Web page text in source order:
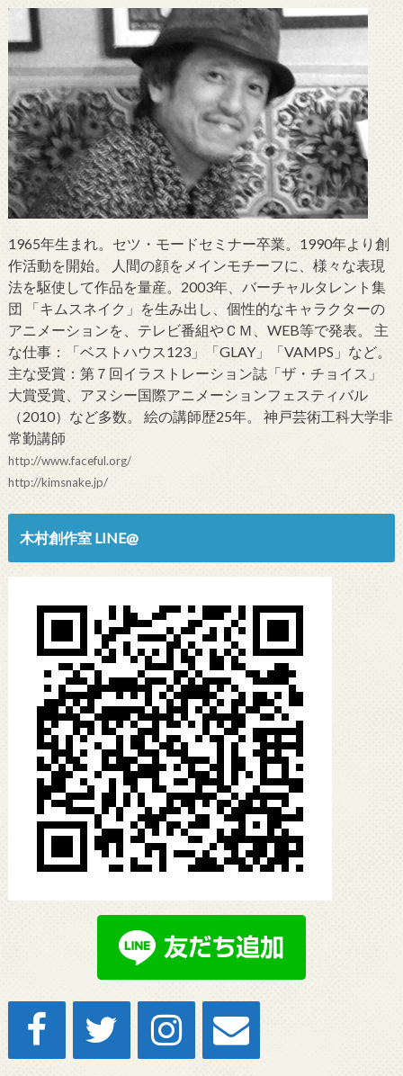
1965年生まれ。セツ・モードセミナー卒業。1990年より創
作活動を開始。 人間の顔をメインモチーフに、様々な表現
法を駆使して作品を量産。2003年、バーチャルタレント集
団 「キムスネイク」を生み出し、個性的なキャラクターの
アニメーションを、テレビ番組やＣＭ、WEB等で発表。 主
な仕事：「ベストハウス123」「GLAY」「VAMPS」など。
主な受賞：第７回イラストレーション誌「ザ・チョイス」
大賞受賞、アヌシー国際アニメーションフェスティバル
（2010）など多数。 絵の講師歴25年。 神戸芸術工科大学非
常勤講師
http://www.faceful.org/
http://kimsnake.jp/
木村創作室 LINE@